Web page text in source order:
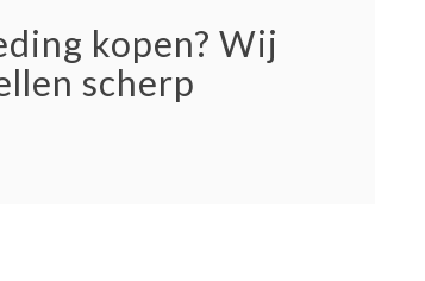
kopen? Wij
scherp